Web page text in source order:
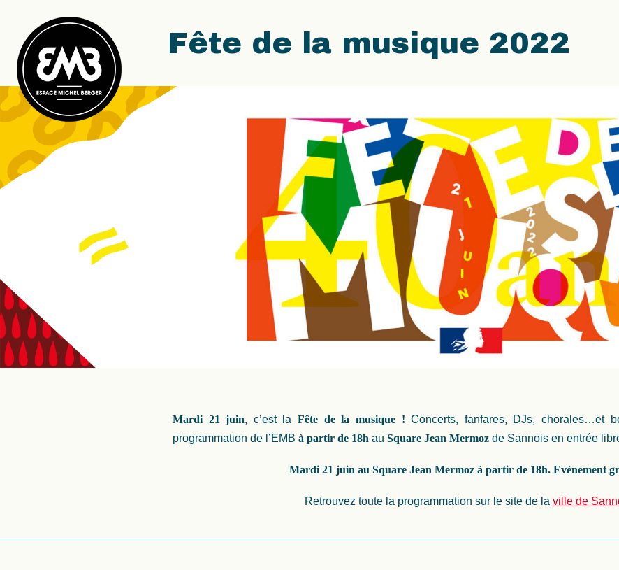
Fête de la musique 2022
Mardi 21 juin, c’est laFête de la musique ! Concerts, fanfares, DJs, chorales…et
programmation de l’EMB à partir de 18h au Square Jean Mermoz de Sannois en entrée
Mardi 21 juin au Square Jean Mermoz à partir de 18h. Evènement
Retrouvez toute la programmation sur le site de la ville de